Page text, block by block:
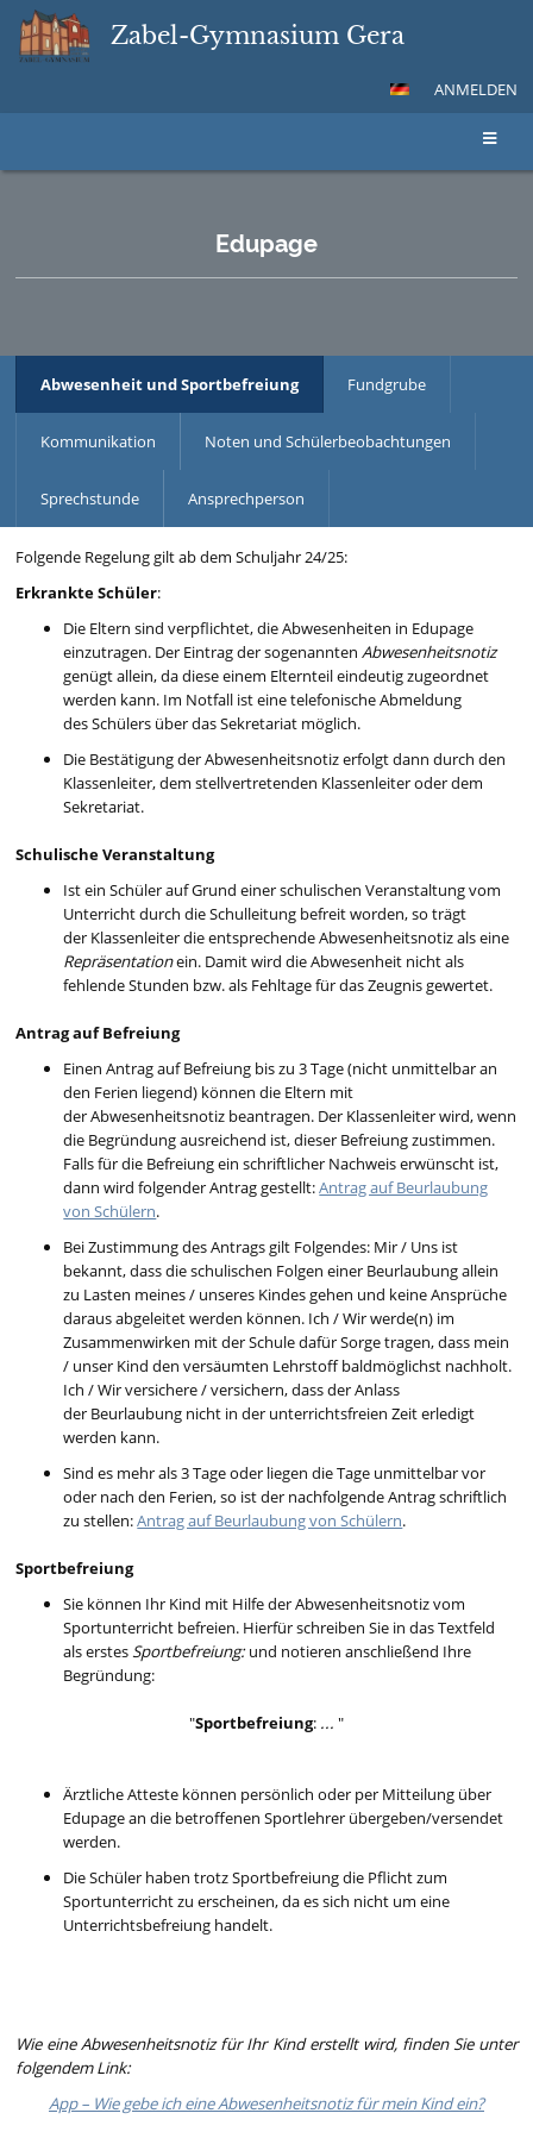
Zabel-Gymnasium Gera
ANMELDEN
Edupage
Abwesenheit und Sportbefreiung Fundgrube
Kommunikation Noten und Schülerbeobachtungen
Sprechstunde Ansprechperson
Folgende Regelung gilt ab dem Schuljahr 24/25:
Erkrankte Schüler:
Die Eltern sind verpflichtet, die Abwesenheiten in Edupage
einzutragen. Der Eintrag der sogenanntenAbwesenheitsnotiz
genügt allein, da diese einem Elternteil eindeutig zugeordnet
werden kann. Im Notfall ist eine telefonische Abmeldung
des Schülers über das Sekretariat möglich.
Die Bestätigung der Abwesenheitsnotiz erfolgt dann durch den
Klassenleiter, dem stellvertretenden Klassenleiter oder dem
Sekretariat.
Schulische Veranstaltung
Ist ein Schüler auf Grund einer schulischen Veranstaltung vom
Unterricht durch die Schulleitung befreit worden, so trägt
der Klassenleiter die entsprechende Abwesenheitsnotiz als eine
Repräsentationein. Damit wird die Abwesenheit nicht als
fehlende Stunden bzw. als Fehltage für das Zeugnis gewertet.
Antrag auf Befreiung
Einen Antrag auf Befreiung bis zu 3 Tage (nicht unmittelbar an
den Ferien liegend) können die Eltern mit
der Abwesenheitsnotiz beantragen. Der Klassenleiter wird, wenn
die Begründung ausreichend ist, dieser Befreiung zustimmen.
Falls für die Befreiung ein schriftlicher Nachweis erwünscht ist,
dann wird folgender Antrag gestellt:Antrag auf Beurlaubung
von Schülern.
Bei Zustimmung des Antrags gilt Folgendes: Mir / Uns ist
bekannt, dass die schulischen Folgen einer Beurlaubung allein
zu Lasten meines / unseres Kindes gehen und keine Ansprüche
daraus abgeleitet werden können. Ich / Wir werde(n) im
Zusammenwirken mit der Schule dafür Sorge tragen, dass mein
/ unser Kind den versäumten Lehrstoff baldmöglichst nachholt.
Ich / Wir versichere / versichern, dass der Anlass
der Beurlaubung nicht in der unterrichtsfreien Zeit erledigt
werden kann.
Sind es mehr als 3 Tage oder liegen die Tage unmittelbar vor
oder nach den Ferien, so ist der nachfolgende Antrag schriftlich
zu stellen:Antrag auf Beurlaubung von Schülern.
Sportbefreiung
Sie können Ihr Kind mit Hilfe der Abwesenheitsnotiz vom
Sportunterricht befreien. Hierfür schreiben Sie in das Textfeld
als erstesSportbefreiung:und notieren anschließend Ihre
Begründung:
"Sportbefreiung: ... "
Ärztliche Atteste können persönlich oder per Mitteilung über
Edupage an die betroffenen Sportlehrer übergeben/versendet
werden.
Die Schüler haben trotz Sportbefreiung die Pflicht zum
Sportunterricht zu erscheinen, da es sich nicht um eine
Unterrichtsbefreiung handelt.
Wie eine Abwesenheitsnotiz für Ihr Kind erstellt wird, finden Sie unter
folgendem Link:
App – Wie gebe ich eine Abwesenheitsnotiz für mein Kind ein?